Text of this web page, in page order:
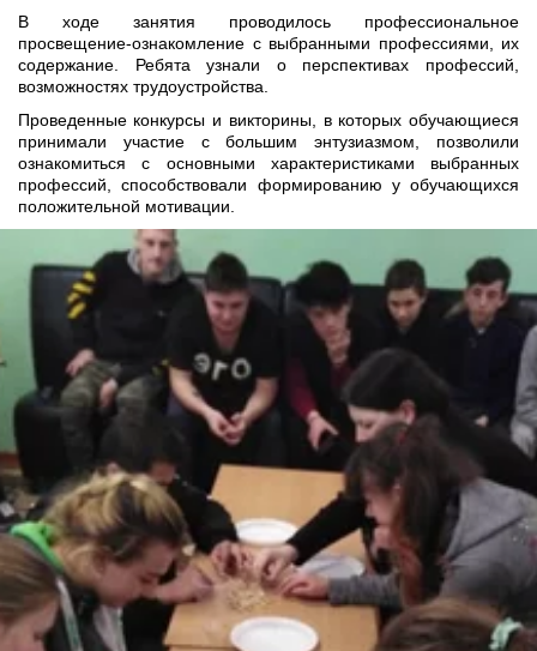
В ходе занятия проводилось профессиональное
просвещение-ознакомление с выбранными профессиями, их
содержание. Ребята узнали о перспективах профессий,
возможностях трудоустройства.
Проведенные конкурсы и викторины, в которых обучающиеся
принимали участие с большим энтузиазмом, позволили
ознакомиться с основными характеристиками выбранных
профессий, способствовали формированию у обучающихся
положительной мотивации.